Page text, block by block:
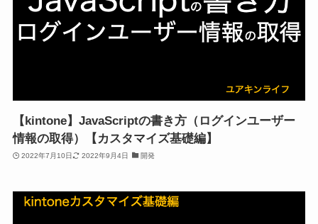
【kintone】JavaScriptの書き方（ログインユーザー
情報の取得）【カスタマイズ基礎編】
2022年7月10日 2022年9月4日 開発